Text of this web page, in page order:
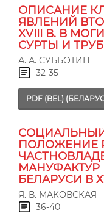
ОПИСАНИЕ
ЯВЛЕНИЙ
XVIII В. В
СУРТЫ И
А. А. СУББОТИН
32-35
PDF (BEL)
ПОЛОЖЕНИЕ
МАНУФАКТУР
БЕЛАРУСИ В
Я. В. МАКОВСКАЯ
36-40